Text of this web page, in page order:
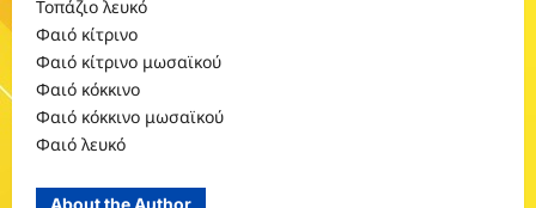
Τοπάζιο λευκό
Φαιό κίτρινο
Φαιό κίτρινο μωσαϊκού
Φαιό κόκκινο
Φαιό κόκκινο μωσαϊκού
Φαιό λευκό
About the Author